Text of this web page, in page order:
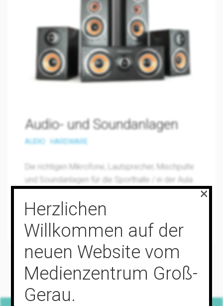
Audio- und Soundanlagen
AUDIO HARDWARE
Die richtigen Mikrofone, Lautsprecher, Mischpulte
und Soundanlagen für die Sporthalle / in der Aula
Lesewettbewerb finden Sie hier. Dazu bekommen
Sie natürlich entsprechende Stative/Halterungen.
Herzlichen
Willkommen auf der
neuen Website vom
Medienzentrum Groß-
Gerau.
×